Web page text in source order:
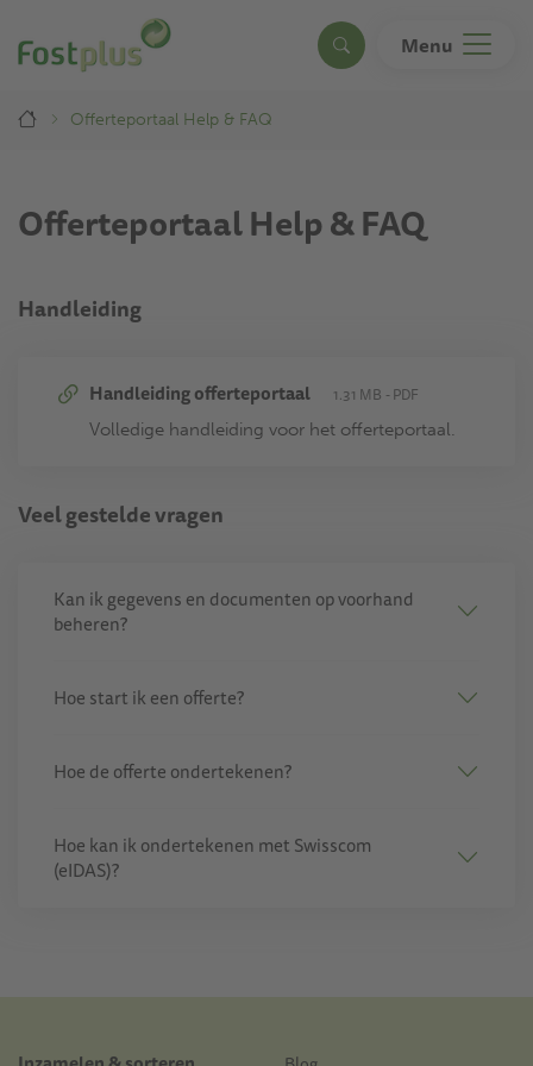
en
naar
inhoud
Search Menu
Breadcrumb
Offerteportaal Help & FAQ
Offerteportaal Help & FAQ
Handleiding
Handleiding offerteportaal 1.31 MB PDF
Volledige handleiding voor het offerteportaal.
Veel gestelde vragen
Kan ik gegevens en documenten op voorhand
beheren?
Hoe start ik een offerte?
Hoe de offerte ondertekenen?
Hoe kan ik ondertekenen met Swisscom
(eIDAS)?